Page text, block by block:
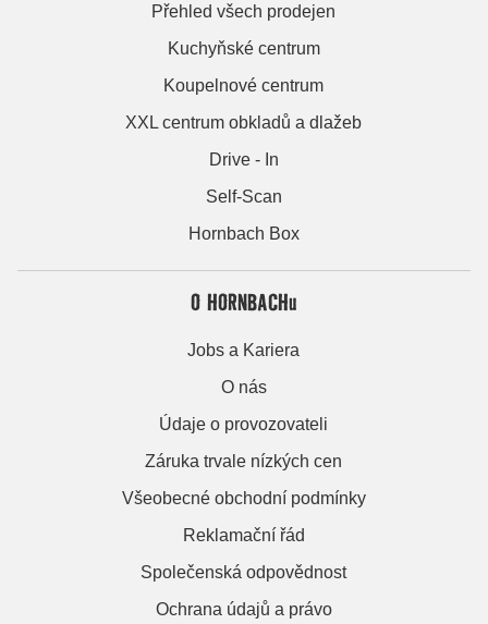
Přehled všech prodejen
Kuchyňské centrum
Koupelnové centrum
XXL centrum obkladů a dlažeb
Drive - In
Self-Scan
Hornbach Box
O HORNBACHu
Jobs a Kariera
O nás
Údaje o provozovateli
Záruka trvale nízkých cen
Všeobecné obchodní podmínky
Reklamační řád
Společenská odpovědnost
Ochrana údajů a právo